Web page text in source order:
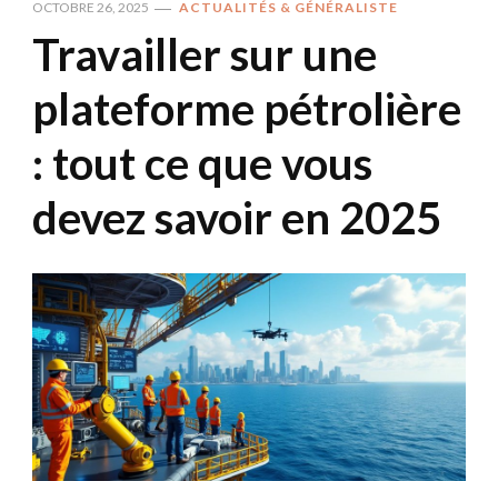
OCTOBRE 26, 2025 ACTUALITÉS & GÉNÉRALISTE
Travailler sur une
plateforme pétrolière
: tout ce que vous
devez savoir en 2025